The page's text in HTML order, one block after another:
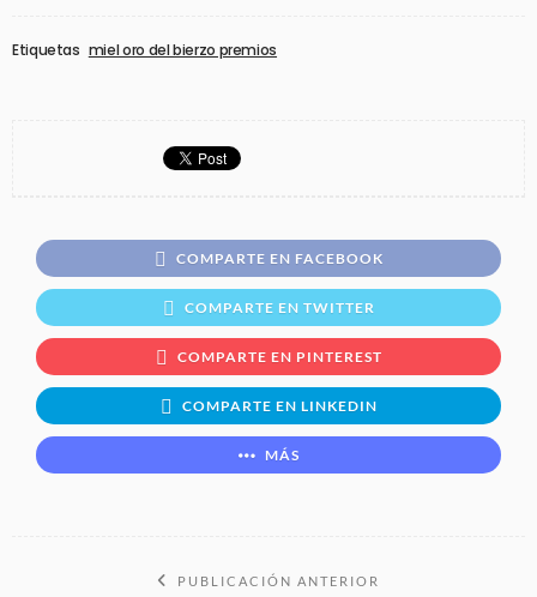
Etiquetas miel oro del bierzo premios
COMPARTE EN FACEBOOK
COMPARTE EN TWITTER
COMPARTE EN PINTEREST
COMPARTE EN LINKEDIN
MÁS
PUBLICACIÓN ANTERIOR